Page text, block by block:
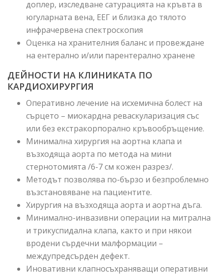
доплер, изследване сатурацията на кръвта в
югуларната вена, ЕЕГ и близка до тялото
инфрачервена спектроскопия
Оценка на хранителния баланс и провеждане
на ентерално и/или парентерално хранене
ДЕЙНОСТИ НА КЛИНИКАТА ПО
КАРДИОХИРУРГИЯ
Оперативно лечение на исхемична болест на
сърцето – миокардна реваскуларизация със
или без екстракорпорално кръвообръщение.
Минимална хирургия на аортна клапа и
възходяща аорта по метода на мини
стернотомията /6-7 см кожен разрез/.
Методът позволява по-бързо и безпроблемно
възстановяване на пациентите.
Хирургия на възходяща аорта и аортна дъга.
Минимално-инвазивни операции на митрална
и трикуспидална клапа, както и при някои
вродени сърдечни малформации –
междупредсърден дефект.
Иновативни клапносъхраняващи оперативни